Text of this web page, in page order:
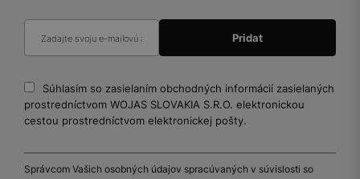
Súhlasím so zasielaním obchodných informácií zasielaných
prostredníctvom WOJAS SLOVAKIA S.R.O. elektronickou
cestou prostredníctvom elektronickej pošty.
Správcom Vašich osobných údajov spracúvaných v súvislosti so